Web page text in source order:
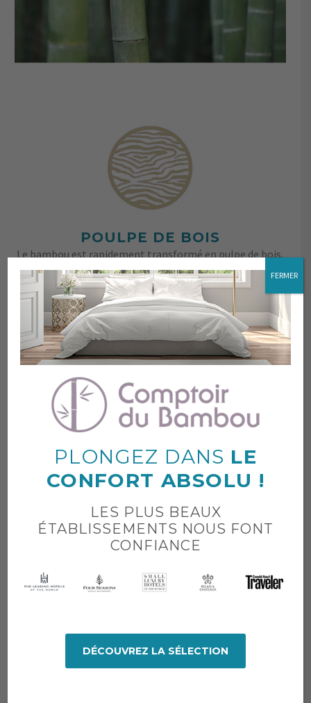
POULPE DE BOIS
Le bambou est rapidement transformé en pulpe de bois,
ce qui permet à notre fibre de conserver les vertus
naturelles de la plante.
PLONGEZ DANS LE
CONFORT ABSOLU !
LES PLUS BEAUX
ÉTABLISSEMENTS NOUS FONT
CONFIANCE
DÉCOUVREZ LA SÉLECTION
FERMER